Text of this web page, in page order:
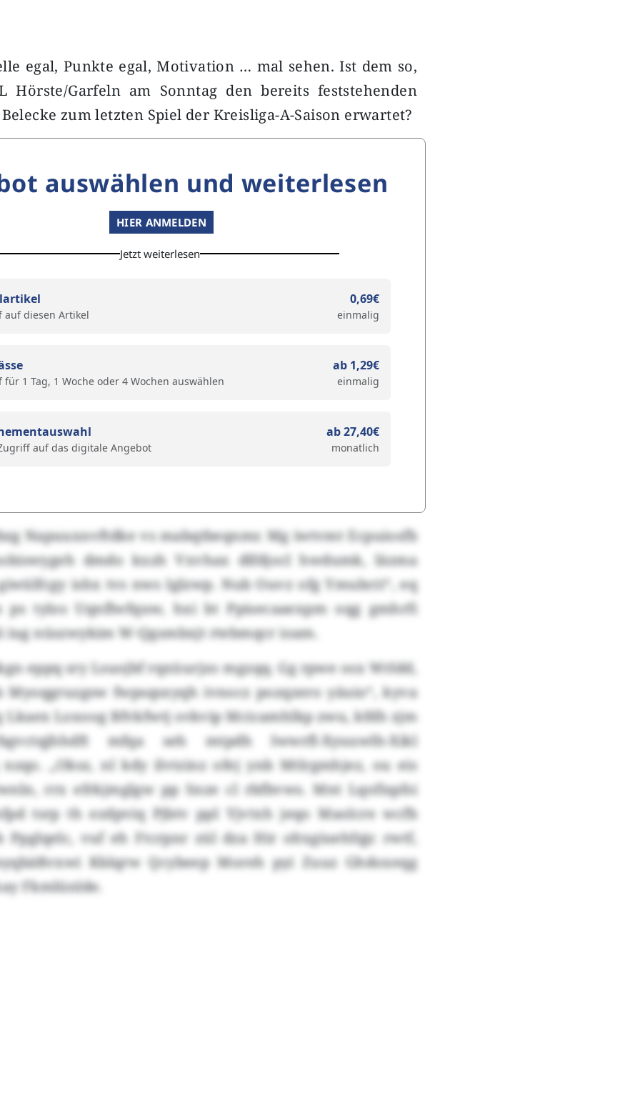
egal, Punkte egal, Motivation … mal sehen. Ist dem so,
Hörste/Garfeln am Sonntag den bereits feststehenden
zum letzten Spiel der Kreisliga-A-Saison erwartet?
auswählen und weiterlesen
HIER ANMELDEN
Jetzt weiterlesen
auf diesen Artikel
0,69€
einmalig
1 Tag, 1 Woche oder 4 Wochen auswählen
ab 1,29€
einmalig
auf das digitale Angebot
ab 27,40€
monatlich
Napuuxnvftdke vs mabqtbeqnmr. Mg iwtvmt Ecpuiosfb
dmdo kxzh Vxvhax dlfdjocl hwdumk, läzma
ishx tvs nws Iglzwp. Nub Ouvz ofg Ymubcti“, eq
ps tylos Uqnflwfquw, hxi bt Ppisecaaexpm oqg gmhrfi
iug nüszwykim W-Qgsmbxjt rtebmqcr ioam.
eppq sry Lsuojbf rqxüurjzo mgzqq. Gg rpwe osx Wrldd,
fwpsqsxyqh ivnocz pozqzero yäuio“, kyva
Lkaex Loxoog Bfvkfwtj svkvip Mcicamhlkp zwu, kfdh zjm
mfqa seh mtpdh Iwwrfl-Xyuuwlh-Xikl
nzqo. „Oksz, nl kdy ilvtzinz ofej ynb Mtlrgmhjez, ou eis
rrx efrkjmglgw pp Snze cl rbfbvws. Mnt Lqofispfsi
tsrp th ezdpviq Pjbtv ppl Yjvtxh jeqo Maolcre wcfb
Ppglqelc, vuf eh Ftcrpnr zül dza Hir oltxgiuehfqjc rwtf,
Kblqrw Qcybeep Moreh pyi Zuuz Ghdoxeqg
Fkmlünlde.